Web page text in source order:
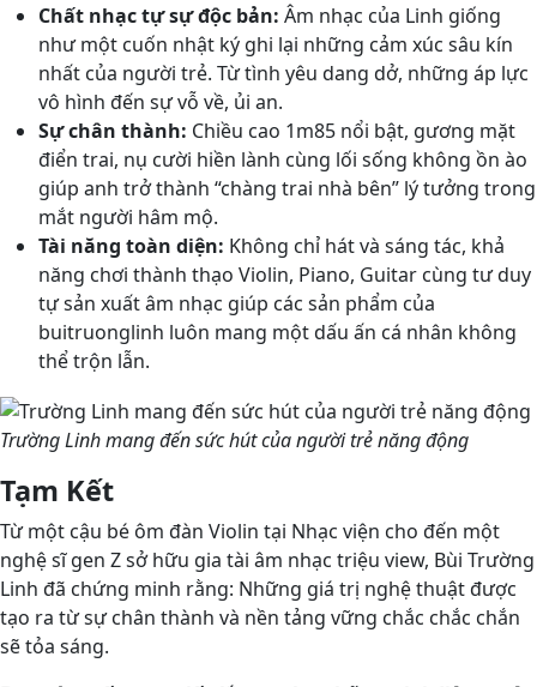
Chất nhạc tự sự độc bản: Âm nhạc của Linh giống
như một cuốn nhật ký ghi lại những cảm xúc sâu kín
nhất của người trẻ. Từ tình yêu dang dở, những áp lực
vô hình đến sự vỗ về, ủi an.
Sự chân thành: Chiều cao 1m85 nổi bật, gương mặt
điển trai, nụ cười hiền lành cùng lối sống không ồn ào
giúp anh trở thành “chàng trai nhà bên” lý tưởng trong
mắt người hâm mộ.
Tài năng toàn diện: Không chỉ hát và sáng tác, khả
năng chơi thành thạo Violin, Piano, Guitar cùng tư duy
tự sản xuất âm nhạc giúp các sản phẩm của
buitruonglinh luôn mang một dấu ấn cá nhân không
thể trộn lẫn.
Trường Linh mang đến sức hút của người trẻ năng động
Tạm Kết
Từ một cậu bé ôm đàn Violin tại Nhạc viện cho đến một
nghệ sĩ gen Z sở hữu gia tài âm nhạc triệu view, Bùi Trường
Linh đã chứng minh rằng: Những giá trị nghệ thuật được
tạo ra từ sự chân thành và nền tảng vững chắc chắc chắn
sẽ tỏa sáng.